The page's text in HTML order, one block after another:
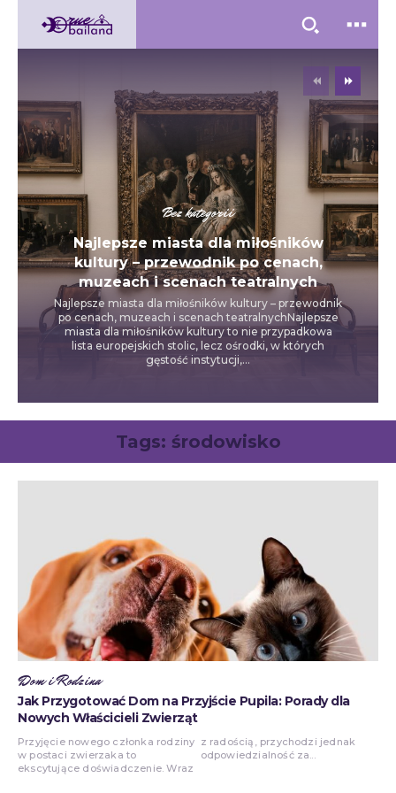
Bez kategorii
Najlepsze miasta dla miłośników
kultury – przewodnik po cenach,
muzeach i scenach teatralnych
Najlepsze miasta dla miłośników kultury – przewodnik
po cenach, muzeach i scenach teatralnychNajlepsze
miasta dla miłośników kultury to nie przypadkowa
lista europejskich stolic, lecz ośrodki, w których
gęstość instytucji,...
Tags: środowisko
Dom i Rodzina
Jak Przygotować Dom na Przyjście Pupila: Porady dla
Nowych Właścicieli Zwierząt
Przyjęcie nowego członka rodziny
w postaci zwierzaka to
ekscytujące doświadczenie. Wraz
z radością, przychodzi jednak
odpowiedzialność za...